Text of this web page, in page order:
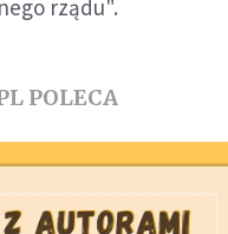
rządu".
POLECA